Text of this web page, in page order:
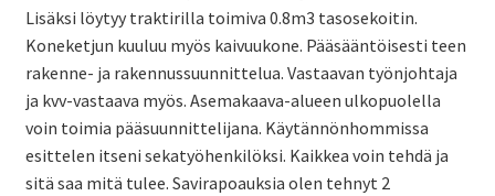
Lisäksi löytyy traktirilla toimiva 0.8m3 tasosekoitin.
Koneketjun kuuluu myös kaivuukone. Pääsääntöisesti teen
rakenne- ja rakennussuunnittelua. Vastaavan työnjohtaja
ja kvv-vastaava myös. Asemakaava-alueen ulkopuolella
voin toimia pääsuunnittelijana. Käytännönhommissa
esittelen itseni sekatyöhenkilöksi. Kaikkea voin tehdä ja
sitä saa mitä tulee. Savirapoauksia olen tehnyt 2